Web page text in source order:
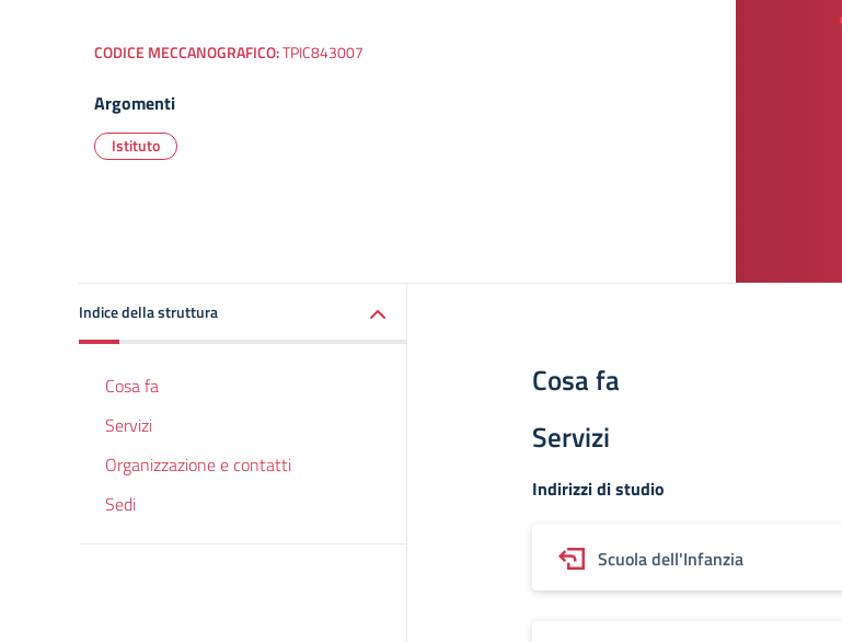
CODICE MECCANOGRAFICO:TPIC843007
Argomenti
Istituto
Indice della struttura
Cosa fa
Servizi
Organizzazione e contatti
Sedi
Cosa fa
Servizi
Indirizzi di studio
Scuola dell'Infanzia